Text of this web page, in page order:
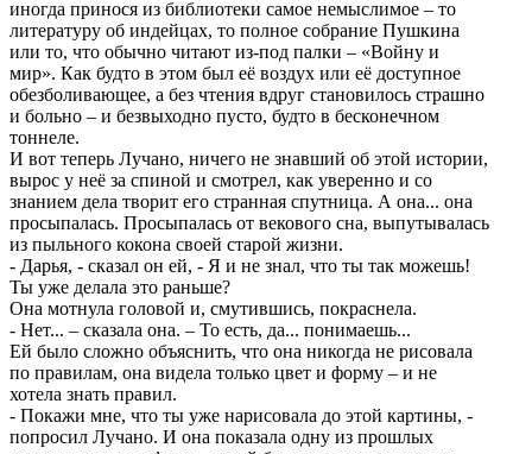
иногда принося из библиотеки самое немыслимое – то
литературу об индейцах, то полное собрание Пушкина
или то, что обычно читают из-под палки – «Войну и
мир». Как будто в этом был её воздух или её доступное
обезболивающее, а без чтения вдруг становилось страшно
и больно – и безвыходно пусто, будто в бесконечном
тоннеле.
И вот теперь Лучано, ничего не знавший об этой истории,
вырос у неё за спиной и смотрел, как уверенно и со
знанием дела творит его странная спутница. А она... она
просыпалась. Просыпалась от векового сна, выпутывалась
из пыльного кокона своей старой жизни.
- Дарья, - сказал он ей, - Я и не знал, что ты так можешь!
Ты уже делала это раньше?
Она мотнула головой и, смутившись, покраснела.
- Нет... – сказала она. – То есть, да... понимаешь...
Ей было сложно объяснить, что она никогда не рисовала
по правилам, она видела только цвет и форму – и не
хотела знать правил.
- Покажи мне, что ты уже нарисовала до этой картины, -
попросил Лучано. И она показала одну из прошлых